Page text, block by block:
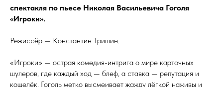
спектакля по пьесе Николая Васильевича Гоголя
«Игроки».
Режиссёр — Константин Тришин.
«Игроки» — острая комедия-интрига о мире карточных
шулеров, где каждый ход — блеф, а ставка — репутация и
кошелёк. Гоголь метко высмеивает жажду лёгкой наживы и